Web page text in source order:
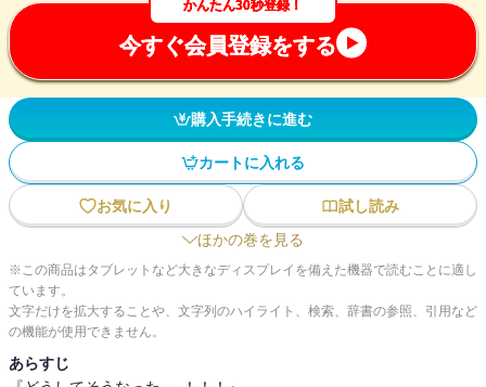
かんたん30秒登録！
今すぐ会員登録をする
購入手続きに進む
カートに入れる
お気に入り
試し読み
ほかの巻を見る
※この商品はタブレットなど大きなディスプレイを備えた機器で読むことに適し
ています。
文字だけを拡大することや、文字列のハイライト、検索、辞書の参照、引用など
の機能が使用できません。
あらすじ